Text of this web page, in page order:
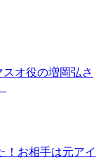
スオ役の増岡弘さ
！お相手は元アイ